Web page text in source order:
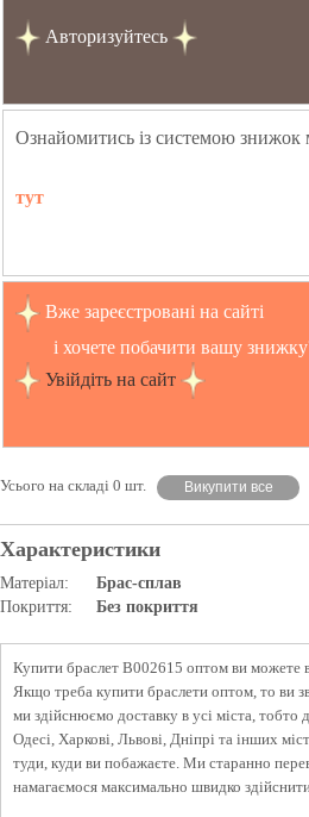
Авторизуйтесь
Ознайомитись із системою знижок
тут
Вже зареєстровані на сайті
і хочете побачити вашу
Увійдіть на сайт
Усього на складі 0 шт. Викупити все
Характеристики
Матеріал:
Брас-сплав
Покриття:
Без покриття
Купити браслет B002615 оптом ви можете
Якщо треба купити браслети оптом, то ви
ми здійснюємо доставку в усі міста, тобто
Одесі, Харкові, Львові, Дніпрі та інших
туди, куди ви побажаєте. Ми старанно
намагаємося максимально швидко